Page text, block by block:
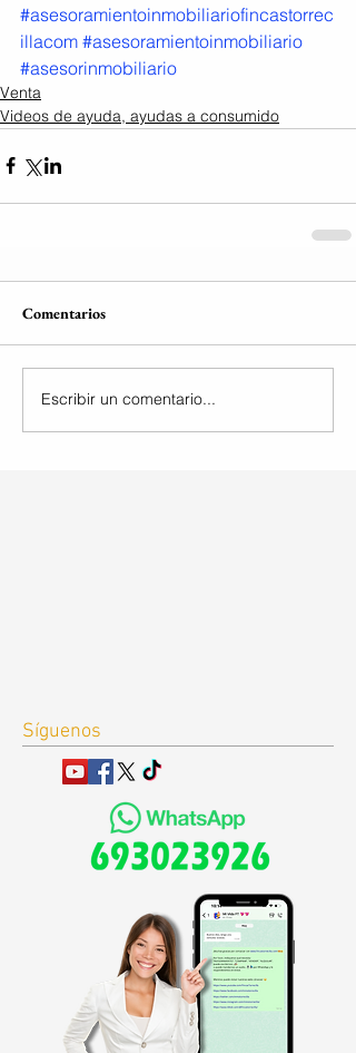
#asesoramientoinmobiliariofincastorrec
illacom #asesoramientoinmobiliario
#asesorinmobiliario
Venta
Videos de ayuda, ayudas a consumido
Comentarios
Escribir un comentario...
Síguenos